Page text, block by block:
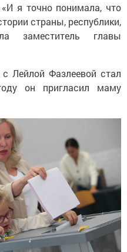
я точно понимала, что
страны, республики,
заместитель главы
Лейлой Фазлеевой стал
он пригласил маму